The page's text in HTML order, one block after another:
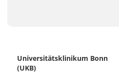
Universitätsklinikum Bonn
(UKB)